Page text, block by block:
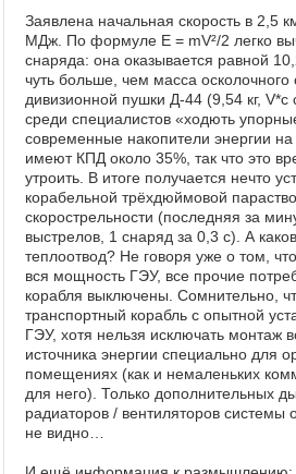
Заявлена начальная скорость в 2,5
МДж. По формуле Е = mV²/2 легко
снаряда: она оказывается равной
чуть больше, чем масса
дивизионной пушки Д-44 (9,54 кг, V*с
среди специалистов «ходють
современные накопители энергии на
имеют КПД около 35%, так что это
утроить. В итоге получается нечто
корабельной трёхдюймовой
скорострельности (последняя за
выстрелов, 1 снаряд за 0,3 с). А
теплоотвод? Не говоря уже о том,
вся мощность ГЭУ, все прочие
корабля выключены. Сомнительно,
транспортный корабль с опытной
ГЭУ, хотя нельзя исключать монтаж
источника энергии специально для
помещениях (как и немаленьких
для него). Только дополнительных
радиаторов / вентиляторов системы
не видно…